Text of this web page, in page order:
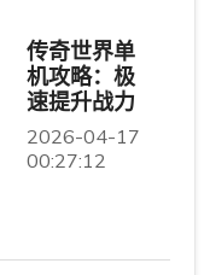
传奇世界单
机攻略：极
速提升战力
2026-04-17
00:27:12